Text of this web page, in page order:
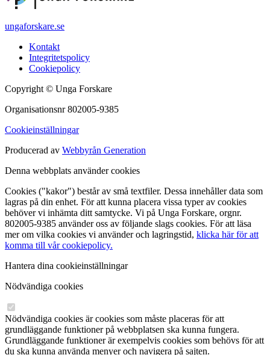
ungaforskare.se
Kontakt
Integritetspolicy
Cookiepolicy
Copyright © Unga Forskare
Organisationsnr 802005-9385
Cookieinställningar
Producerad av Webbyrån Generation
Denna webbplats använder cookies
Cookies ("kakor") består av små textfiler. Dessa innehåller data som
lagras på din enhet. För att kunna placera vissa typer av cookies
behöver vi inhämta ditt samtycke. Vi på Unga Forskare, orgnr.
802005-9385 använder oss av följande slags cookies. För att läsa
mer om vilka cookies vi använder och lagringstid, klicka här för att
komma till vår cookiepolicy.
Hantera dina cookieinställningar
Nödvändiga cookies
Nödvändiga cookies är cookies som måste placeras för att
grundläggande funktioner på webbplatsen ska kunna fungera.
Grundläggande funktioner är exempelvis cookies som behövs för att
du ska kunna använda menyer och navigera på sajten.